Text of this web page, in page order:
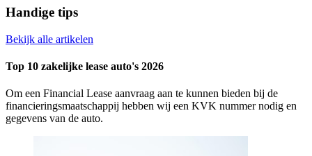
Handige tips
Bekijk alle artikelen
Top 10 zakelijke lease auto's 2026
Om een Financial Lease aanvraag aan te kunnen bieden bij de
financieringsmaatschappij hebben wij een KVK nummer nodig en
gegevens van de auto.